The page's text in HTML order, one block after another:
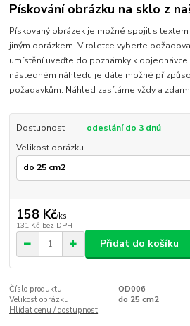
Pískování obrázku na sklo z
Pískovaný obrázek je možné spojit s
jiným obrázkem. V roletce vyberte
umístění uveďte do poznámky k objednávce
následném náhledu je dále možné
požadavkům. Náhled zasíláme vždy a
Dostupnost
odeslání do 3 dnů
Velikost obrázku
158 Kč/ks
131 Kč bez DPH
Přidat do košíku
Číslo produktu:
OD006
Velikost obrázku:
do 25 cm2
Hlídat cenu / dostupnost